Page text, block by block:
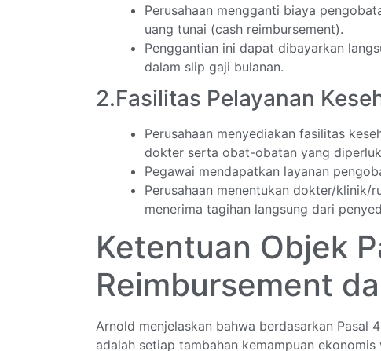
Perusahaan mengganti biaya
uang tunai (cash reimbursement).
Penggantian ini dapat dibayarkan
dalam slip gaji bulanan.
2.Fasilitas Pelayanan
Perusahaan menyediakan fasilitas
dokter serta obat-obatan yang
Pegawai mendapatkan layanan
Perusahaan menentukan dokter/
menerima tagihan langsung dari
Ketentuan Objek
Reimbursement
Arnold menjelaskan bahwa berdasarkan Pasal
adalah setiap tambahan kemampuan